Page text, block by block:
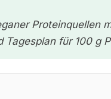
Proteinquellen
für 100 g